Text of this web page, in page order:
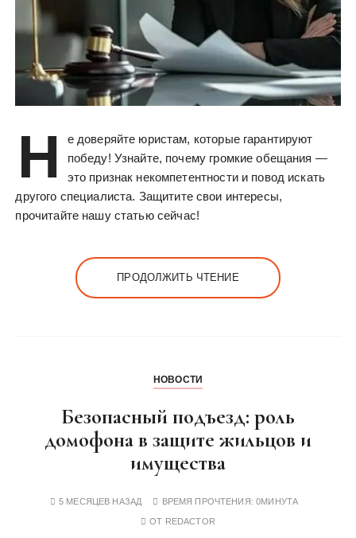
Н
е доверяйте юристам, которые гарантируют
победу! Узнайте, почему громкие обещания —
это признак некомпетентности и повод искать
другого специалиста. Защитите свои интересы,
прочитайте нашу статью сейчас!
ПРОДОЛЖИТЬ ЧТЕНИЕ
НОВОСТИ
Безопасный подъезд: роль
домофона в защите жильцов и
имущества
5 МЕСЯЦЕВ НАЗАД ВРЕМЯ ПРОЧТЕНИЯ:0МИНУТА
ОТ REDACTOR